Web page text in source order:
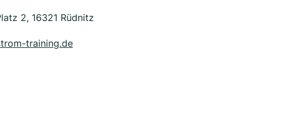
2, 16321 Rüdnitz
training.de